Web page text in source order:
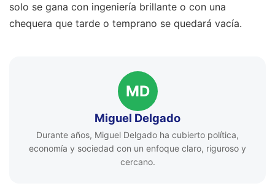
solo se gana con ingeniería brillante o con una
chequera que tarde o temprano se quedará vacía.
MD
Miguel Delgado
Durante años, Miguel Delgado ha cubierto política,
economía y sociedad con un enfoque claro, riguroso y
cercano.